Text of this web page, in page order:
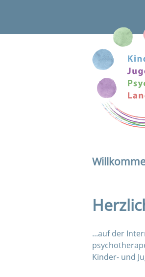
...auf der
Kinder- und